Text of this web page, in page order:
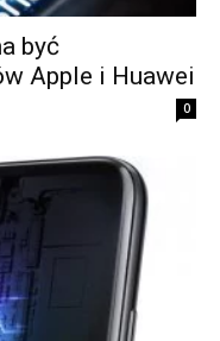
być
Apple i Huawei
0